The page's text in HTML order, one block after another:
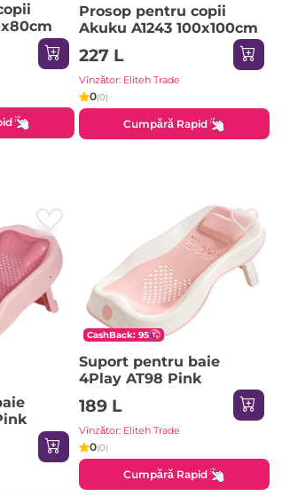
Prosop pentru copii
Akuku A1243 100x100cm
227 L
Vînzător: Eliteh Trade
0(0)
Cumpără Rapid
CashBack: 95
Suport pentru baie
4Play AT98 Pink
189 L
Vînzător: Eliteh Trade
0(0)
Cumpără Rapid